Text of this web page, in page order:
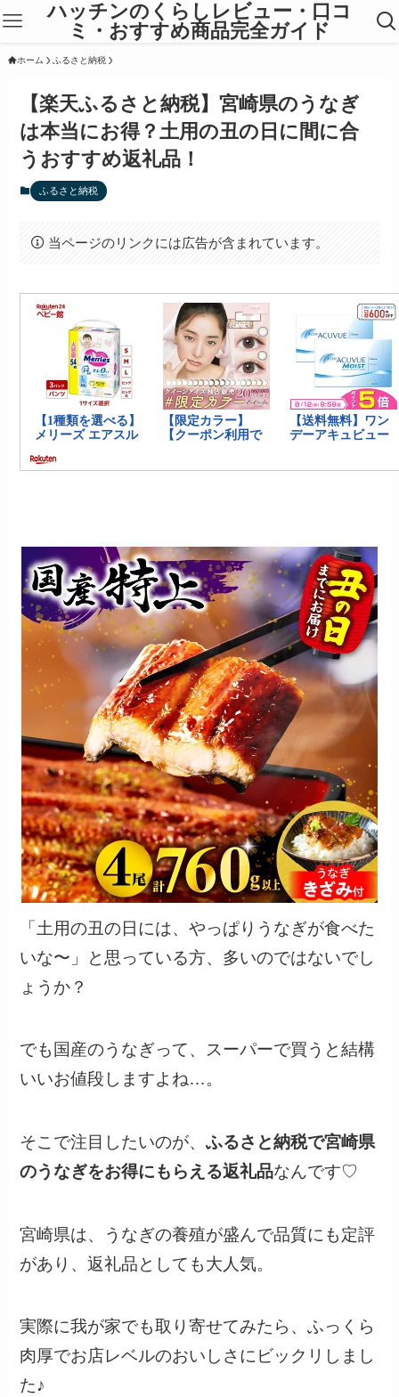
ハッチンのくらしレビュー・口コ
ミ・おすすめ商品完全ガイド
ホーム ふるさと納税
【楽天ふるさと納税】宮崎県のうなぎ
は本当にお得？土用の丑の日に間に合
うおすすめ返礼品！
ふるさと納税
当ページのリンクには広告が含まれています。
「土用の丑の日には、やっぱりうなぎが食べた
いな〜」と思っている方、多いのではないでし
ょうか？
でも国産のうなぎって、スーパーで買うと結構
いいお値段しますよね…。
そこで注目したいのが、ふるさと納税で宮崎県
のうなぎをお得にもらえる返礼品なんです♡
宮崎県は、うなぎの養殖が盛んで品質にも定評
があり、返礼品としても大人気。
実際に我が家でも取り寄せてみたら、ふっくら
肉厚でお店レベルのおいしさにビックリしまし
た♪